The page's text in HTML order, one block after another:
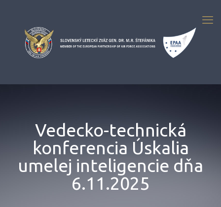
Vedecko-technická
konferencia Úskalia
umelej inteligencie dňa
6.11.2025